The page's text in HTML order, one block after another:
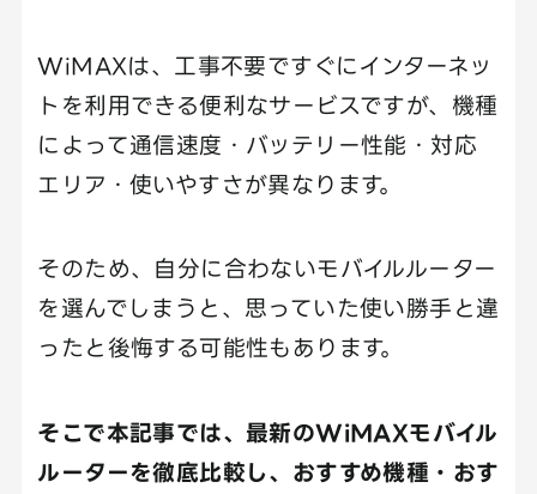
WiMAXは、工事不要ですぐにインターネッ
トを利用できる便利なサービスですが、機種
によって通信速度・バッテリー性能・対応
エリア・使いやすさが異なります。
そのため、自分に合わないモバイルルーター
を選んでしまうと、思っていた使い勝手と違
ったと後悔する可能性もあります。
そこで本記事では、最新のWiMAXモバイル
ルーターを徹底比較し、おすすめ機種・おす